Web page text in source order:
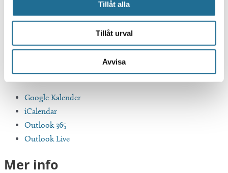
Tillåt alla
Tillåt urval
Avvisa
Google Kalender
iCalendar
Outlook 365
Outlook Live
Mer info